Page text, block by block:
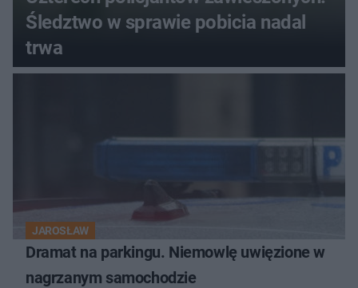
Śledztwo w sprawie pobicia nadal
trwa
JAROSŁAW
Dramat na parkingu. Niemowlę uwięzione w
nagrzanym samochodzie